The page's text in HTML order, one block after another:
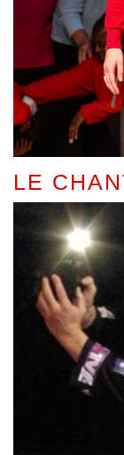
LE